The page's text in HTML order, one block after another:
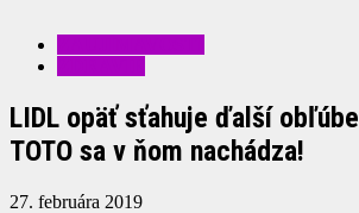
LIDL opäť sťahuje ďalší
TOTO sa v ňom nachádza!
27. februára 2019